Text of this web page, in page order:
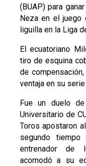
(BUAP) para
Neza en el juego
liguilla en la Liga
El ecuatoriano
tiro de esquina
de
ventaja en su
Fue un duelo
Universitario de
Toros apostaron
segundo
entrenador de
acomodó a su